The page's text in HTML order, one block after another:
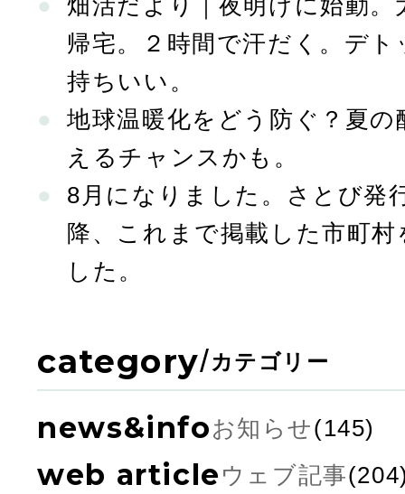
畑活だより｜夜明けに始動
帰宅。２時間で汗だく。デ
持ちいい。
地球温暖化をどう防ぐ？夏
えるチャンスかも。
8月になりました。さとび発
降、これまで掲載した市町
した。
category/カテゴリー
news&infoお知らせ(145)
web article ウェブ記事